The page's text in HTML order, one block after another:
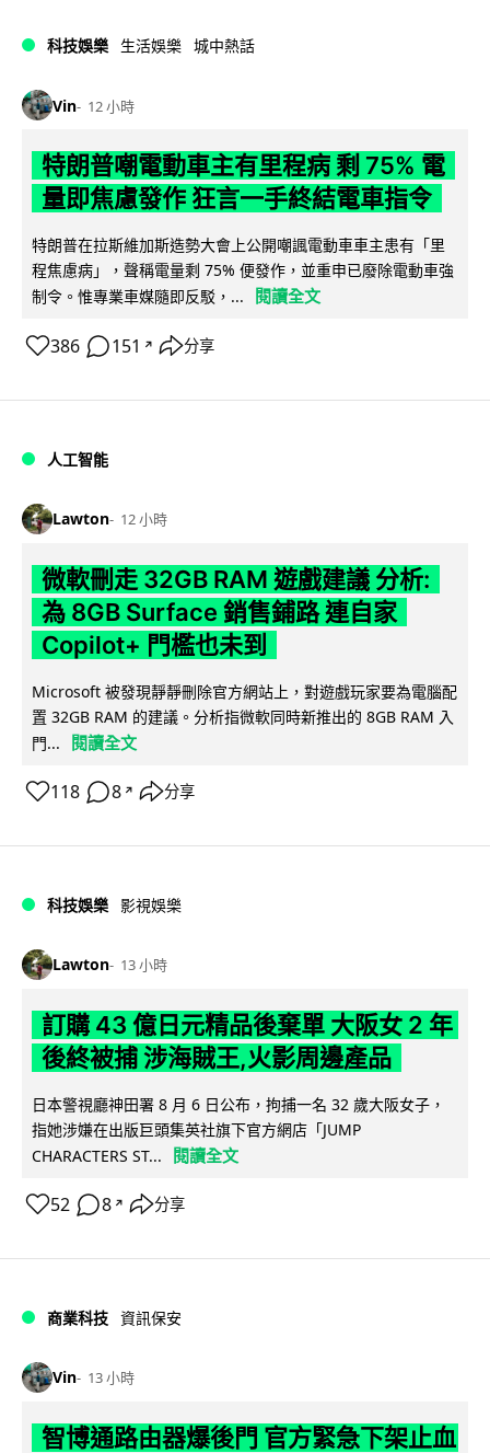
科技娛樂 生活娛樂 城中熱話
Vin 12 小時
特朗普嘲電動車主有里程病 剩 75% 電
量即焦慮發作 狂言一手終結電車指令
特朗普在拉斯維加斯造勢大會上公開嘲諷電動車車主患有「里
程焦慮病」，聲稱電量剩 75% 便發作，並重申已廢除電動車強
制令。惟專業車媒隨即反駁，...
閱讀全文
386 151 ↗ 分享
人工智能
Lawton 12 小時
微軟刪走 32GB RAM 遊戲建議 分析:
為 8GB Surface 銷售鋪路 連自家
Copilot+ 門檻也未到
Microsoft 被發現靜靜刪除官方網站上，對遊戲玩家要為電腦配
置 32GB RAM 的建議。分析指微軟同時新推出的 8GB RAM 入
門...
閱讀全文
118 8 ↗ 分享
科技娛樂 影視娛樂
Lawton 13 小時
訂購 43 億日元精品後棄單 大阪女 2 年
後終被捕 涉海賊王,火影周邊產品
日本警視廳神田署 8 月 6 日公布，拘捕一名 32 歲大阪女子，
指她涉嫌在出版巨頭集英社旗下官方網店「JUMP
CHARACTERS ST...
閱讀全文
52 8 ↗ 分享
商業科技 資訊保安
Vin 13 小時
智博通路由器爆後門 官方緊急下架止血